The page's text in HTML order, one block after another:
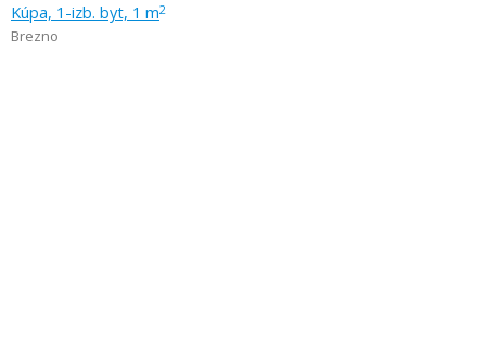
Kúpa, 1-izb. byt, 1 m2
Brezno